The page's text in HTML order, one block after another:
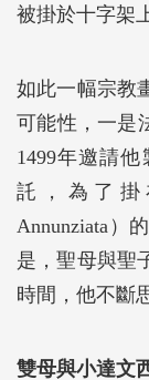
被掛於十字架
如此一幅宗教
可能性，一是
1499年邀請
託，為了掛
Annunziata）
是，聖母與聖
時間，他不斷
雙母與小達文